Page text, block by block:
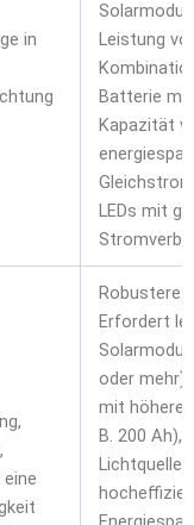
in
Solarmodul
Leistung
Batterie
Kapazität
LEDs mit
Robustere
Erfordert
oder mehr)
mit
B. 200 Ah),